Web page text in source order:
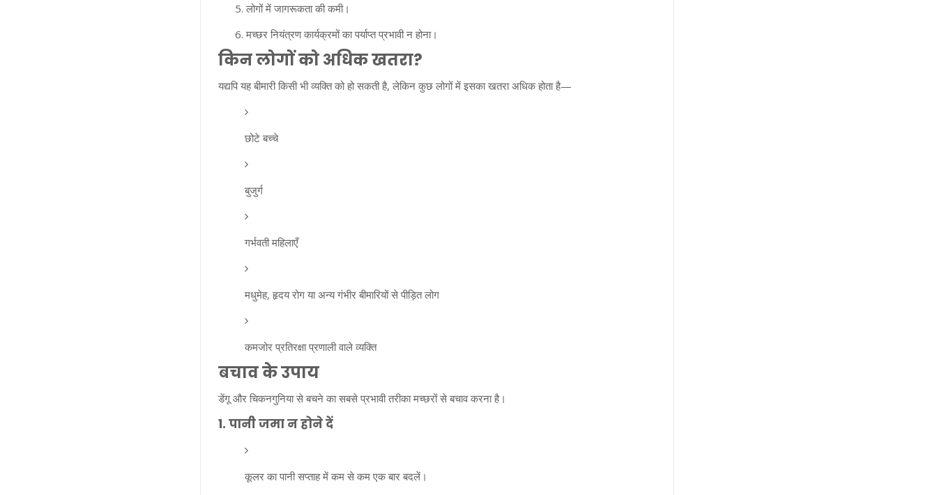
लोगों में जागरूकता की कमी।
मच्छर नियंत्रण कार्यक्रमों का पर्याप्त प्रभावी न होना।
किन लोगों को अधिक खतरा?
यद्यपि यह बीमारी किसी भी व्यक्ति को हो सकती है, लेकिन कुछ लोगों में इसका खतरा अधिक होता है—
छोटे बच्चे
बुजुर्ग
गर्भवती महिलाएँ
मधुमेह, हृदय रोग या अन्य गंभीर बीमारियों से पीड़ित लोग
कमजोर प्रतिरक्षा प्रणाली वाले व्यक्ति
बचाव के उपाय
डेंगू और चिकनगुनिया से बचने का सबसे प्रभावी तरीका मच्छरों से बचाव करना है।
1. पानी जमा न होने दें
कूलर का पानी सप्ताह में कम से कम एक बार बदलें।